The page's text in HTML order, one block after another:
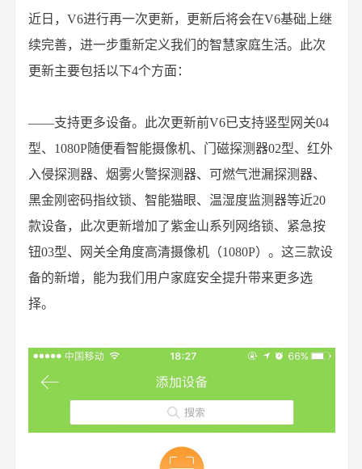
近日，V6进行再一次更新，更新后将会在V6基础上继
续完善，进一步重新定义我们的智慧家庭生活。此次
更新主要包括以下4个方面：
——支持更多设备。此次更新前V6已支持竖型网关04
型、1080P随便看智能摄像机、门磁探测器02型、红外
入侵探测器、烟雾火警探测器、可燃气泄漏探测器、
黑金刚密码指纹锁、智能猫眼、温湿度监测器等近20
款设备，此次更新增加了紫金山系列网络锁、紧急按
钮03型、网关全角度高清摄像机（1080P）。这三款设
备的新增，能为我们用户家庭安全提升带来更多选
择。